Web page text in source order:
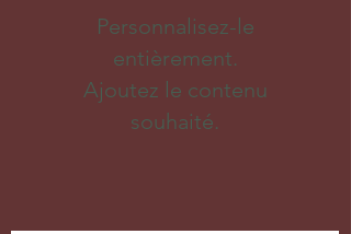
Personnalisez-le
entièrement.
Ajoutez le contenu
souhaité.